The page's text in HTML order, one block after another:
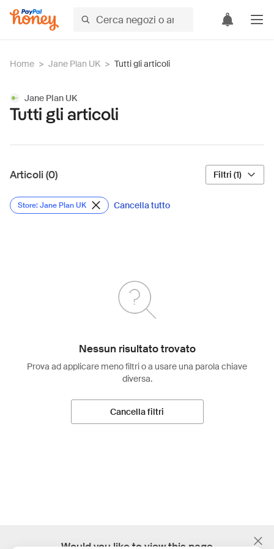
Home > Jane Plan UK > Tutti gli articoli
Jane Plan UK
Tutti gli articoli
Articoli (0) Filtri (1)
Store: Jane Plan UK Cancella tutto
Nessun risultato trovato
Prova ad applicare meno filtri o a usare una parola chiave
diversa.
Cancella filtri